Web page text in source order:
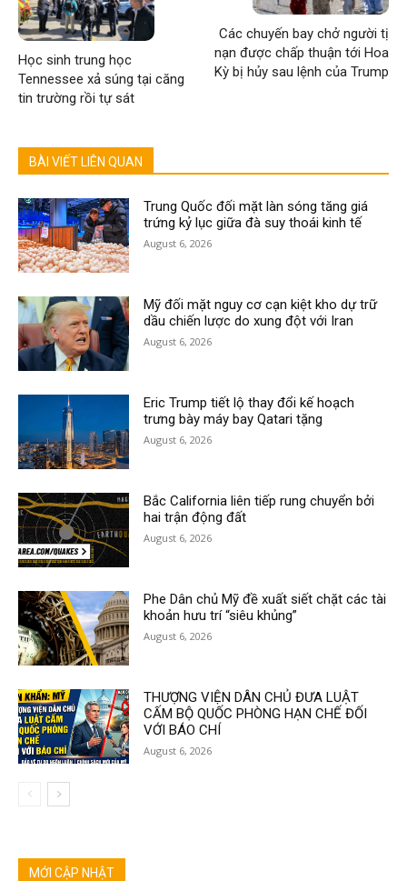
Học sinh trung học
Tennessee xả súng tại căng
tin trường rồi tự sát
Các chuyến bay chở người tị
nạn được chấp thuận tới Hoa
Kỳ bị hủy sau lệnh của Trump
BÀI VIẾT LIÊN QUAN
Trung Quốc đối mặt làn sóng tăng giá
trứng kỷ lục giữa đà suy thoái kinh tế
August 6, 2026
Mỹ đối mặt nguy cơ cạn kiệt kho dự trữ
dầu chiến lược do xung đột với Iran
August 6, 2026
Eric Trump tiết lộ thay đổi kế hoạch
trưng bày máy bay Qatari tặng
August 6, 2026
Bắc California liên tiếp rung chuyển bởi
hai trận động đất
August 6, 2026
Phe Dân chủ Mỹ đề xuất siết chặt các tài
khoản hưu trí “siêu khủng”
August 6, 2026
THƯỢNG VIỆN DÂN CHỦ ĐƯA LUẬT
CẤM BỘ QUỐC PHÒNG HẠN CHẾ ĐỐI
VỚI BÁO CHÍ
August 6, 2026
MỚI CẬP NHẬT